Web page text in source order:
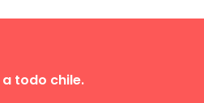
todo chile.